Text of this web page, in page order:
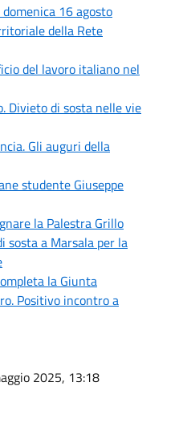
16 agosto
della Rete
del lavoro italiano nel
Divieto di sosta nelle vie
Gli auguri della
studente Giuseppe
la Palestra Grillo
sosta a Marsala per la
la Giunta
Positivo incontro a
2025, 13:18